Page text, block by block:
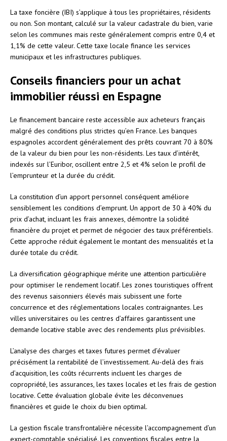
La taxe foncière (IBI) s’applique à tous les propriétaires, résidents
ou non. Son montant, calculé sur la valeur cadastrale du bien, varie
selon les communes mais reste généralement compris entre 0,4 et
1,1% de cette valeur. Cette taxe locale finance les services
municipaux et les infrastructures publiques.
Conseils financiers pour un achat
immobilier réussi en Espagne
Le financement bancaire reste accessible aux acheteurs français
malgré des conditions plus strictes qu’en France. Les banques
espagnoles accordent généralement des prêts couvrant 70 à 80%
de la valeur du bien pour les non-résidents. Les taux d’intérêt,
indexés sur l’Euribor, oscillent entre 2,5 et 4% selon le profil de
l’emprunteur et la durée du crédit.
La constitution d’un apport personnel conséquent améliore
sensiblement les conditions d’emprunt. Un apport de 30 à 40% du
prix d’achat, incluant les frais annexes, démontre la solidité
financière du projet et permet de négocier des taux préférentiels.
Cette approche réduit également le montant des mensualités et la
durée totale du crédit.
La diversification géographique mérite une attention particulière
pour optimiser le rendement locatif. Les zones touristiques offrent
des revenus saisonniers élevés mais subissent une forte
concurrence et des réglementations locales contraignantes. Les
villes universitaires ou les centres d’affaires garantissent une
demande locative stable avec des rendements plus prévisibles.
L’analyse des charges et taxes futures permet d’évaluer
précisément la rentabilité de l’investissement. Au-delà des frais
d’acquisition, les coûts récurrents incluent les charges de
copropriété, les assurances, les taxes locales et les frais de gestion
locative. Cette évaluation globale évite les déconvenues
financières et guide le choix du bien optimal.
La gestion fiscale transfrontalière nécessite l’accompagnement d’un
expert-comptable spécialisé. Les conventions fiscales entre la